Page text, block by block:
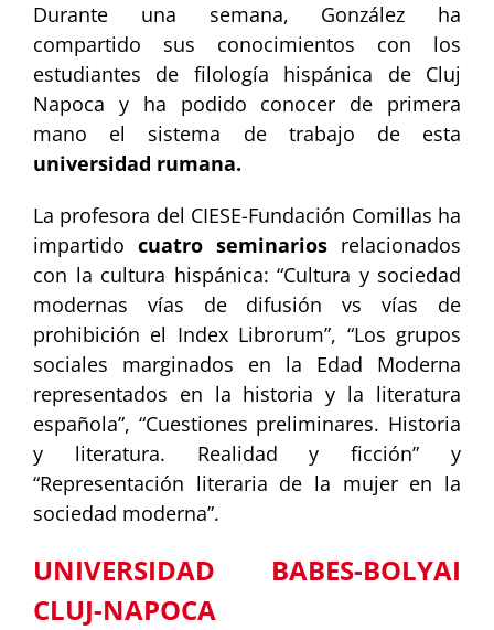
Durante una semana, González ha
compartido sus conocimientos con los
estudiantes de filología hispánica de Cluj
Napoca y ha podido conocer de primera
mano el sistema de trabajo de esta
universidad rumana.
La profesora del CIESE-Fundación Comillas ha
impartido cuatro seminarios relacionados
con la cultura hispánica: “Cultura y sociedad
modernas vías de difusión vs vías de
prohibición el Index Librorum”, “Los grupos
sociales marginados en la Edad Moderna
representados en la historia y la literatura
española”, “Cuestiones preliminares. Historia
y literatura. Realidad y ficción” y
“Representación literaria de la mujer en la
sociedad moderna”.
UNIVERSIDAD BABES-BOLYAI
CLUJ-NAPOCA